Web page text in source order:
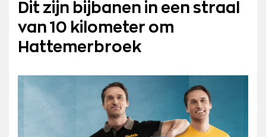
Dit zijn bijbanen in een straal
van 10 kilometer om
Hattemerbroek